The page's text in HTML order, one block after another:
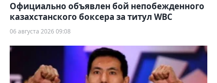
Официально объявлен бой непобежденного
казахстанского боксера за титул WBC
06 августа 2026 09:08